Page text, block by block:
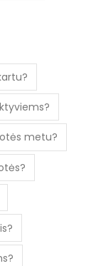
metu?